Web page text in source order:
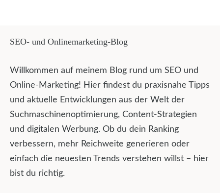
SEO- und Onlinemarketing-Blog
Willkommen auf meinem Blog rund um SEO und
Online-Marketing! Hier findest du praxisnahe Tipps
und aktuelle Entwicklungen aus der Welt der
Suchmaschinenoptimierung, Content-Strategien
und digitalen Werbung. Ob du dein Ranking
verbessern, mehr Reichweite generieren oder
einfach die neuesten Trends verstehen willst – hier
bist du richtig.